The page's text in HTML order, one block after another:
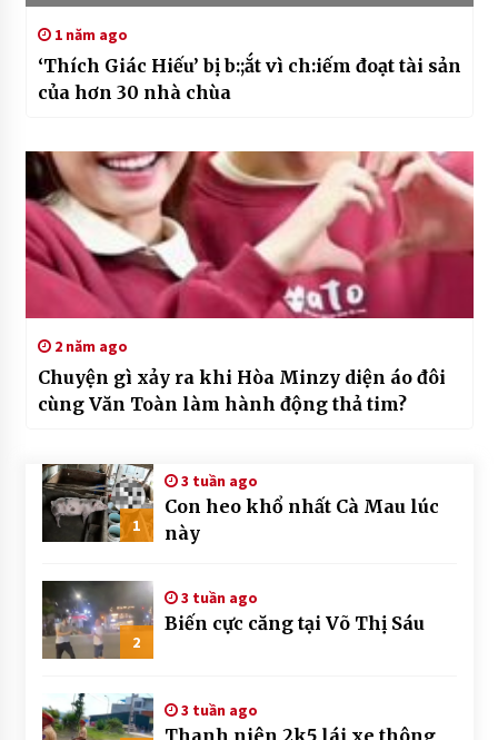
1 năm ago
‘Thích Giác Hiếu’ bị b:;ắt vì ch:iếm đoạt tài sản
của hơn 30 nhà chùa
2 năm ago
Chuyện gì xảy ra khi Hòa Minzy diện áo đôi
cùng Văn Toàn làm hành động thả tim?
1
3 tuần ago
Con heo khổ nhất Cà Mau lúc
này
2
3 tuần ago
Biến cực căng tại Võ Thị Sáu
3 tuần ago